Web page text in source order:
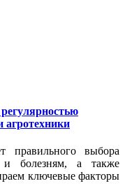
агротехники
правильного выбора
и болезням, а также
ключевые факторы